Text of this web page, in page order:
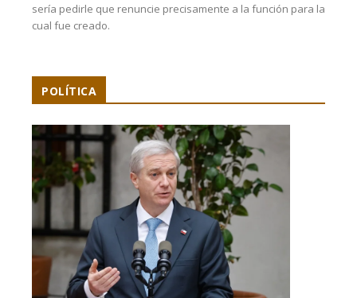
sería pedirle que renuncie precisamente a la función para la
cual fue creado.
POLÍTICA